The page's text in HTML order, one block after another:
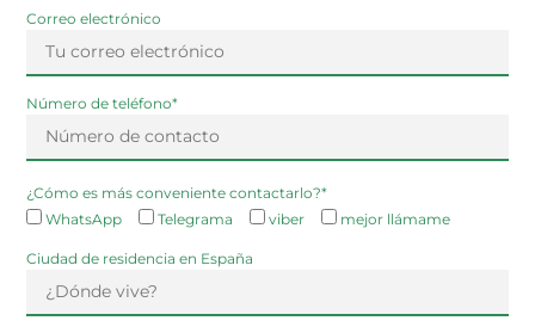
Correo electrónico
Número de teléfono*
¿Cómo es más conveniente contactarlo?*
WhatsApp
Telegrama viber mejor llámame
Ciudad de residencia en España